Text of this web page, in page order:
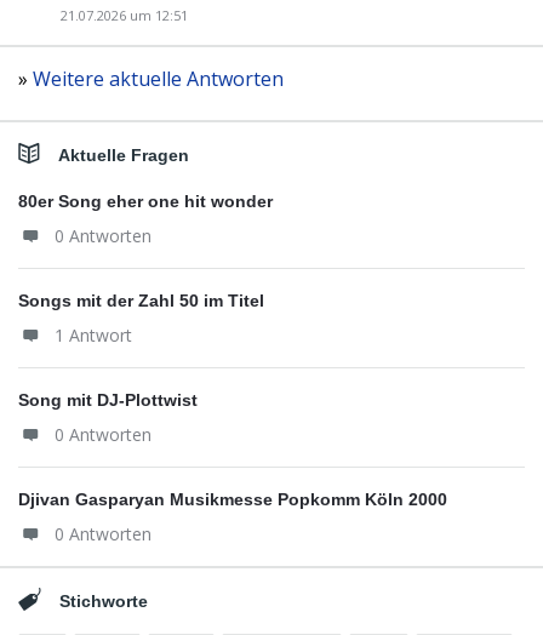
21.07.2026 um 12:51
» Weitere aktuelle Antworten
Aktuelle Fragen
80er Song eher one hit wonder
0 Antworten
Songs mit der Zahl 50 im Titel
1 Antwort
Song mit DJ-Plottwist
0 Antworten
Djivan Gasparyan Musikmesse Popkomm Köln 2000
0 Antworten
Stichworte